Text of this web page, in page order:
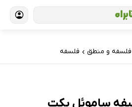
فلسفه و منطق › فلسفه
ساموئل بکت